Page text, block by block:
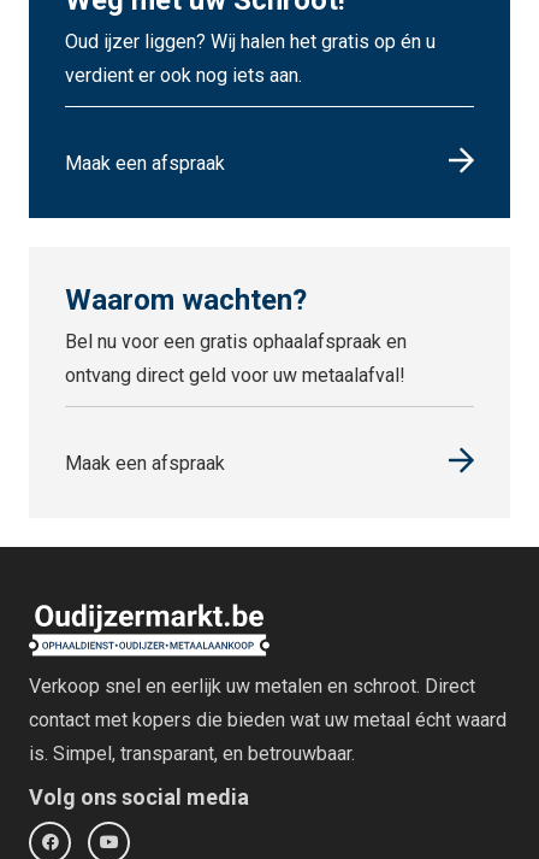
Oud ijzer liggen? Wij halen het gratis op én u
verdient er ook nog iets aan.
Maak een afspraak
Waarom wachten?
Bel nu voor een gratis ophaalafspraak en
ontvang direct geld voor uw metaalafval!
Maak een afspraak
Verkoop snel en eerlijk uw metalen en schroot. Direct
contact met kopers die bieden wat uw metaal écht waard
is. Simpel, transparant, en betrouwbaar.
Volg ons social media